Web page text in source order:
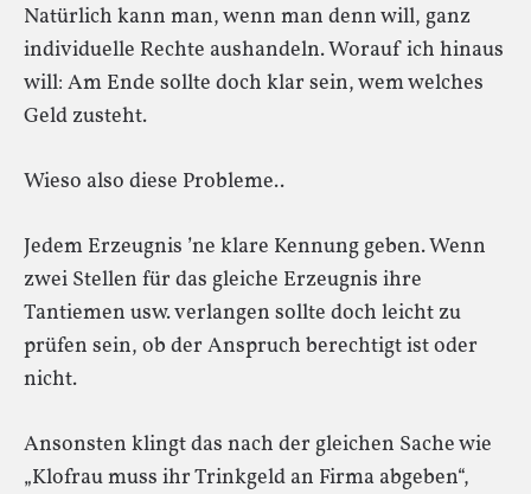
Natürlich kann man, wenn man denn will, ganz
individuelle Rechte aushandeln. Worauf ich hinaus
will: Am Ende sollte doch klar sein, wem welches
Geld zusteht.
Wieso also diese Probleme..
Jedem Erzeugnis ’ne klare Kennung geben. Wenn
zwei Stellen für das gleiche Erzeugnis ihre
Tantiemen usw. verlangen sollte doch leicht zu
prüfen sein, ob der Anspruch berechtigt ist oder
nicht.
Ansonsten klingt das nach der gleichen Sache wie
„Klofrau muss ihr Trinkgeld an Firma abgeben“,